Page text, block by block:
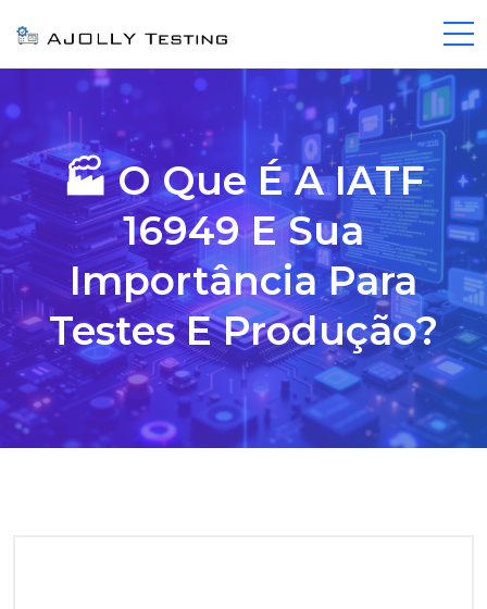
🏭 O Que É A IATF
16949 E Sua
Importância Para
Testes E Produção?